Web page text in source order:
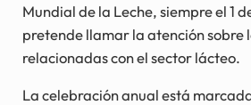
Mundial de la Leche, siempre el 1
pretende llamar la atención sobre
relacionadas con el sector lácteo.
La celebración anual está